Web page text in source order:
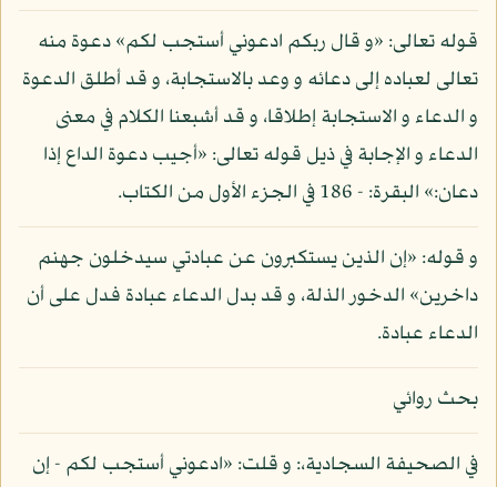
قوله تعالى: «و قال ربكم ادعوني أستجب لكم» دعوة منه
تعالى لعباده إلى دعائه و وعد بالاستجابة، و قد أطلق الدعوة
و الدعاء و الاستجابة إطلاقا، و قد أشبعنا الكلام في معنى
الدعاء و الإجابة في ذيل قوله تعالى: «أجيب دعوة الداع إذا
دعان:» البقرة: - 186 في الجزء الأول من الكتاب.
و قوله: «إن الذين يستكبرون عن عبادتي سيدخلون جهنم
داخرين» الدخور الذلة، و قد بدل الدعاء عبادة فدل على أن
الدعاء عبادة.
بحث روائي
في الصحيفة السجادية،: و قلت: «ادعوني أستجب لكم - إن